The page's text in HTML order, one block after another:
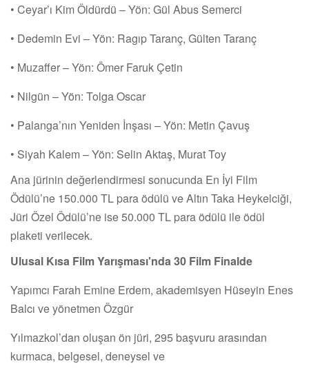
• Ceyar’ı Kim Öldürdü – Yön: Gül Abus Semerci
• Dedemin Evi – Yön: Ragıp Taranç, Gülten Taranç
• Muzaffer – Yön: Ömer Faruk Çetin
• Nilgün – Yön: Tolga Oscar
• Palanga’nın Yeniden İnşası – Yön: Metin Çavuş
• Siyah Kalem – Yön: Selin Aktaş, Murat Toy
Ana jürinin değerlendirmesi sonucunda En İyi Film
Ödülü’ne 150.000 TL para ödülü ve Altın Taka Heykelciği,
Jüri Özel Ödülü’ne ise 50.000 TL para ödülü ile ödül
plaketi verilecek.
Ulusal Kısa Film Yarışması'nda 30 Film Finalde
Yapımcı Farah Emine Erdem, akademisyen Hüseyin Enes
Balcı ve yönetmen Özgür
Yılmazkol’dan oluşan ön jüri, 295 başvuru arasından
kurmaca, belgesel, deneysel ve